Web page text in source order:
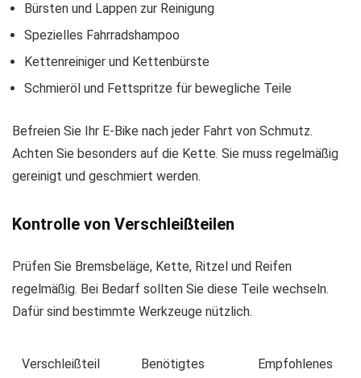
Bürsten und Lappen zur Reinigung
Spezielles Fahrradshampoo
Kettenreiniger und Kettenbürste
Schmieröl und Fettspritze für bewegliche Teile
Befreien Sie Ihr E-Bike nach jeder Fahrt von Schmutz.
Achten Sie besonders auf die Kette. Sie muss regelmäßig
gereinigt und geschmiert werden.
Kontrolle von Verschleißteilen
Prüfen Sie Bremsbeläge, Kette, Ritzel und Reifen
regelmäßig. Bei Bedarf sollten Sie diese Teile wechseln.
Dafür sind bestimmte Werkzeuge nützlich.
Verschleißteil
Benötigtes
Empfohlenes